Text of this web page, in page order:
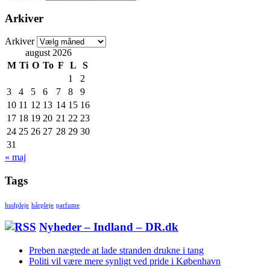
Arkiver
Arkiver
august 2026
M Ti O To F L
S
1
2
3
4 5 6 7 8
9
10 11 12 13 14 15 16
17 18 19 20 21 22 23
24 25 26 27 28 29 30
31
« maj
Tags
hudpleje hårpleje parfume
Nyheder – Indland – DR.dk
Preben nægtede at lade stranden drukne i tang
Politi vil være mere synligt ved pride i København